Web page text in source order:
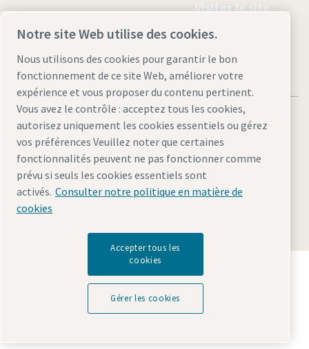
Visitez le site
Mentions légales et politique de confidentialité
Gérer les cookiesAccessibilitéPlan du site
© 2026 Atlas Copco AB
Découvrez comment le groupe Atlas Copco met en
œuvre une technologie qui transforme l'avenir.
Visitez le site Web Atlas Copco Group
Notre site Web utilise des cookies.
Nous utilisons des cookies pour garantir le bon
fonctionnement de ce site Web, améliorer votre
expérience et vous proposer du contenu pertinent.
Vous avez le contrôle : acceptez tous les cookies,
autorisez uniquement les cookies essentiels ou gérez
vos préférences Veuillez noter que certaines
fonctionnalités peuvent ne pas fonctionner comme
prévu si seuls les cookies essentiels sont
activés. Consulter notre politique en matière de
cookies
Accepter tous les
cookies
Gérer les cookies